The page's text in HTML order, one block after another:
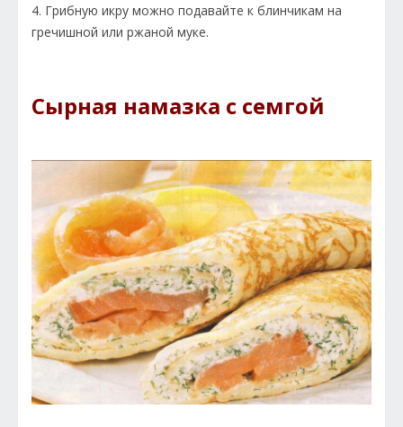
4. Грибную икру можно подавайте к блинчикам на
гречишной или ржаной муке.
Сырная намазка с семгой